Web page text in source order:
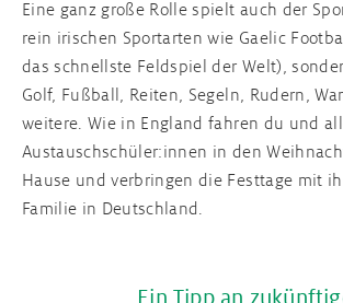
Eine ganz große Rolle spielt auch der
rein irischen Sportarten wie Gaelic
das schnellste Feldspiel der Welt),
Golf, Fußball, Reiten, Segeln, Rudern,
weitere. Wie in England fahren du und
Austauschschüler:innen in den
Hause und verbringen die Festtage mit
Familie in Deutschland.